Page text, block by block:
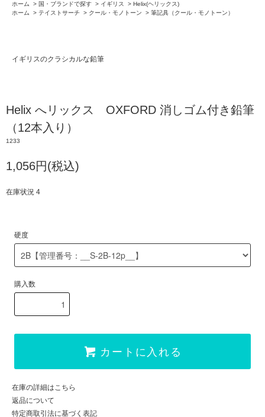
ホーム
> 国・ブランドで探す > イギリス > Helix(ヘリックス)
ホーム
> テイストサーチ > クール・モノトーン > 筆記具（クール・モノトーン）
イギリスのクラシカルな鉛筆
Helix へリックス OXFORD 消しゴム付き鉛筆
（12本入り）
1233
1,056円(税込)
在庫状況 4
硬度
購入数
カートに入れる
在庫の詳細はこちら
返品について
特定商取引法に基づく表記